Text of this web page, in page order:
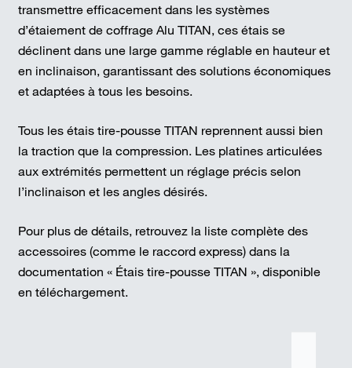
transmettre efficacement dans les systèmes
d’étaiement de coffrage Alu TITAN, ces étais se
déclinent dans une large gamme réglable en hauteur et
en inclinaison, garantissant des solutions économiques
et adaptées à tous les besoins.
Tous les étais tire-pousse TITAN reprennent aussi bien
la traction que la compression. Les platines articulées
aux extrémités permettent un réglage précis selon
l’inclinaison et les angles désirés.
Pour plus de détails, retrouvez la liste complète des
accessoires (comme le raccord express) dans la
documentation « Étais tire-pousse TITAN », disponible
en téléchargement.